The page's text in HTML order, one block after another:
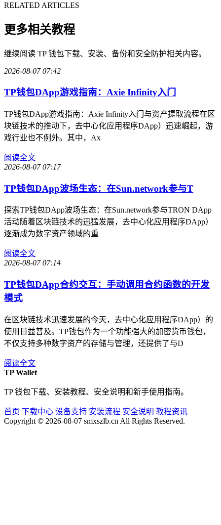
RELATED ARTICLES
更多相关教程
继续阅读 TP 钱包下载、安装、备份和安全防护相关内容。
2026-08-07 07:42
TP钱包DApp游戏指南：Axie Infinity入门
TP钱包DApp游戏指南：Axie Infinity入门与资产提取流程在区
块链技术的推动下，去中心化应用程序DApp）迅速崛起，游
戏行业也不例外。其中，Ax
阅读全文
2026-08-07 07:17
TP钱包DApp波场生态：在Sun.network参与T
探索TP钱包DApp波场生态：在Sun.network参与TRON DApp
活动随着区块链技术的迅猛发展，去中心化应用程序DApp）
逐渐成为数字资产领域的重
阅读全文
2026-08-07 07:14
TP钱包DApp合约交互：手动调用合约函数的开发
模式
在区块链技术迅速发展的今天，去中心化应用程序DApp）的
使用日益普及。TP钱包作为一个功能强大的加密货币钱包，
不仅支持多种数字资产的存储与管理，还提供了与D
阅读全文
TP Wallet
TP 钱包下载、安装教程、安全说明和新手使用指南。
首页 下载中心 设备支持 安装流程 安全说明 教程资讯
Copyright © 2026-08-07 smxszlb.cn All Rights Reserved.